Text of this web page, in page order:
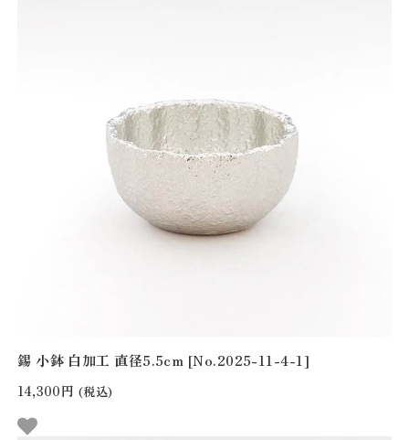
錫 小鉢 白加工 直径5.5cm [No.2025-11-4-1]
14,300円 (税込)